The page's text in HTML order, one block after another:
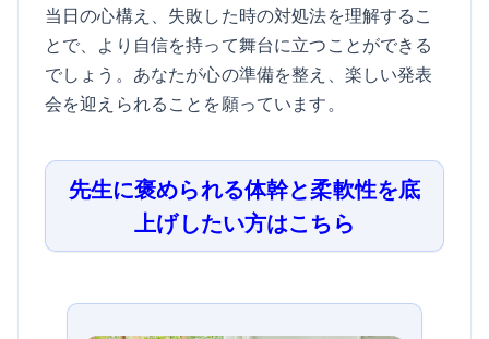
当日の心構え、失敗した時の対処法を理解するこ
とで、より自信を持って舞台に立つことができる
でしょう。あなたが心の準備を整え、楽しい発表
会を迎えられることを願っています。
先生に褒められる体幹と柔軟性を底
上げしたい方はこちら